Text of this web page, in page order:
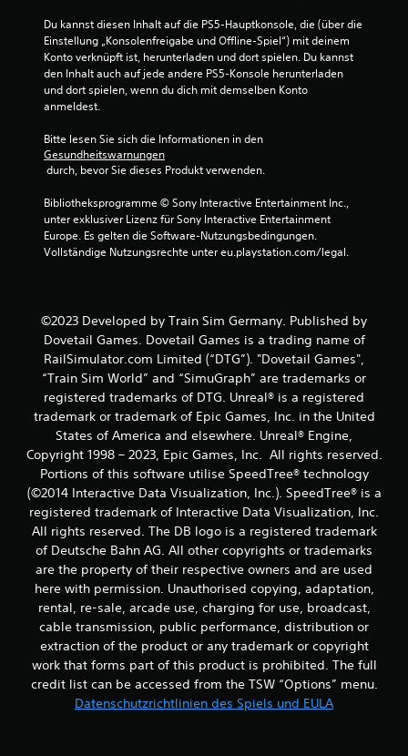
Du kannst diesen Inhalt auf die PS5-Hauptkonsole, die (über die
Einstellung „Konsolenfreigabe und Offline-Spiel“) mit deinem
Konto verknüpft ist, herunterladen und dort spielen. Du kannst
den Inhalt auch auf jede andere PS5-Konsole herunterladen
und dort spielen, wenn du dich mit demselben Konto
anmeldest.
Bitte lesen Sie sich die Informationen in den
Gesundheitswarnungen
durch, bevor Sie dieses Produkt verwenden.
Bibliotheksprogramme © Sony Interactive Entertainment Inc.,
unter exklusiver Lizenz für Sony Interactive Entertainment
Europe. Es gelten die Software-Nutzungsbedingungen.
Vollständige Nutzungsrechte unter eu.playstation.com/legal.
©2023 Developed by Train Sim Germany. Published by
Dovetail Games. Dovetail Games is a trading name of
RailSimulator.com Limited (“DTG”). "Dovetail Games",
“Train Sim World” and “SimuGraph” are trademarks or
registered trademarks of DTG. Unreal® is a registered
trademark or trademark of Epic Games, Inc. in the United
States of America and elsewhere. Unreal® Engine,
Copyright 1998 – 2023, Epic Games, Inc. All rights reserved.
Portions of this software utilise SpeedTree® technology
(©2014 Interactive Data Visualization, Inc.). SpeedTree® is a
registered trademark of Interactive Data Visualization, Inc.
All rights reserved. The DB logo is a registered trademark
of Deutsche Bahn AG. All other copyrights or trademarks
are the property of their respective owners and are used
here with permission. Unauthorised copying, adaptation,
rental, re-sale, arcade use, charging for use, broadcast,
cable transmission, public performance, distribution or
extraction of the product or any trademark or copyright
work that forms part of this product is prohibited. The full
credit list can be accessed from the TSW “Options” menu.
Datenschutzrichtlinien des Spiels und EULA